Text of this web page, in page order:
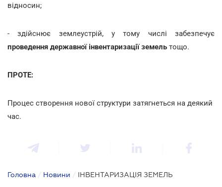
відносин;
- здійснює землеустрій, у тому числі забезпечує
проведення державної інвентаризації земель тощо.
ПРОТЕ:
Процес створення нової структури затягнеться на деякий
час.
Головна / Новини / ІНВЕНТАРИЗАЦІЯ ЗЕМЕЛЬ